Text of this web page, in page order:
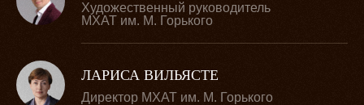
Художественный руководитель
МХАТ им. М. Горького
ЛАРИСА ВИЛЬЯСТЕ
Директор МХАТ им. М. Горького